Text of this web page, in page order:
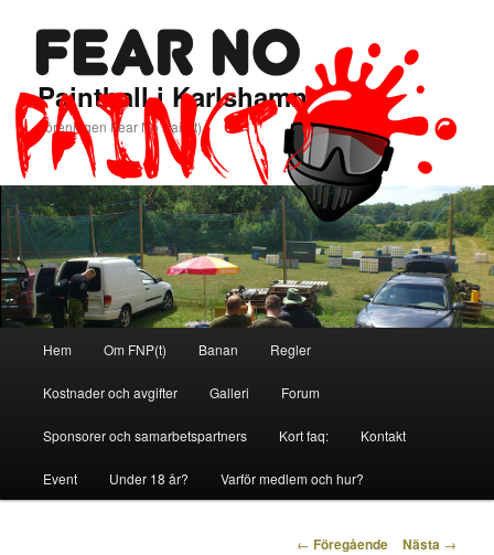
Paintball i Karlshamn
Föreningen Fear No Pain(t)
Hoppa
till
primärt
Hoppa
till
sekundärt
Hem Om FNP(t) Banan Regler
Kostnader och avgifter Galleri Forum
Sponsorer och samarbetspartners Kort faq: Kontakt
Event Under 18 år? Varför medlem och hur?
Inläggsnavigering
← Föregående Nästa →